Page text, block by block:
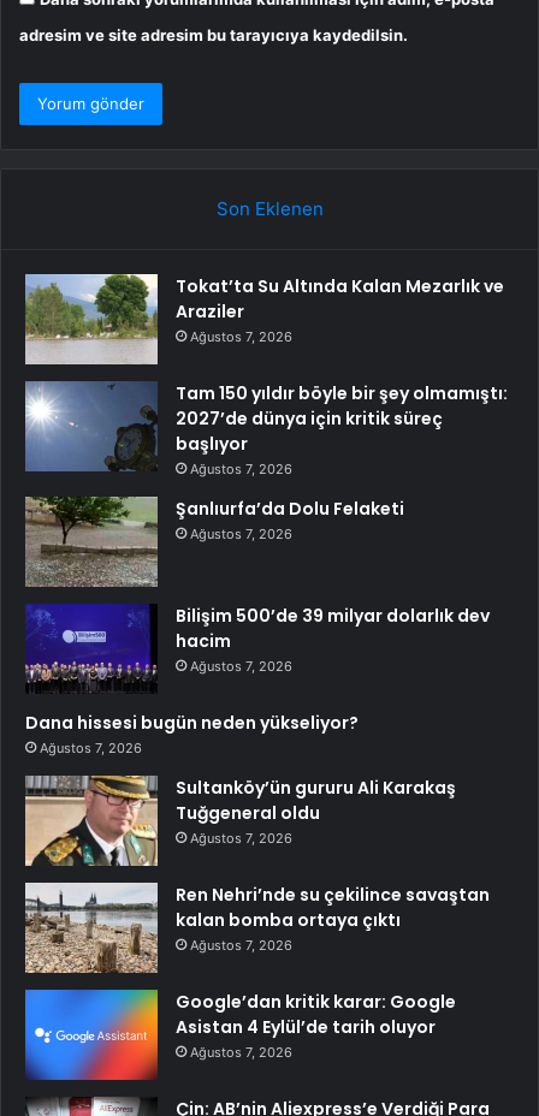
adresim ve site adresim bu tarayıcıya kaydedilsin.
Son Eklenen
Tokat’ta Su Altında Kalan Mezarlık ve
Araziler
Ağustos 7, 2026
Tam 150 yıldır böyle bir şey olmamıştı:
2027’de dünya için kritik süreç
başlıyor
Ağustos 7, 2026
Şanlıurfa’da Dolu Felaketi
Ağustos 7, 2026
Bilişim 500’de 39 milyar dolarlık dev
hacim
Ağustos 7, 2026
Dana hissesi bugün neden yükseliyor?
Ağustos 7, 2026
Sultanköy’ün gururu Ali Karakaş
Tuğgeneral oldu
Ağustos 7, 2026
Ren Nehri’nde su çekilince savaştan
kalan bomba ortaya çıktı
Ağustos 7, 2026
Google’dan kritik karar: Google
Asistan 4 Eylül’de tarih oluyor
Ağustos 7, 2026
Çin: AB’nin Aliexpress’e Verdiği Para